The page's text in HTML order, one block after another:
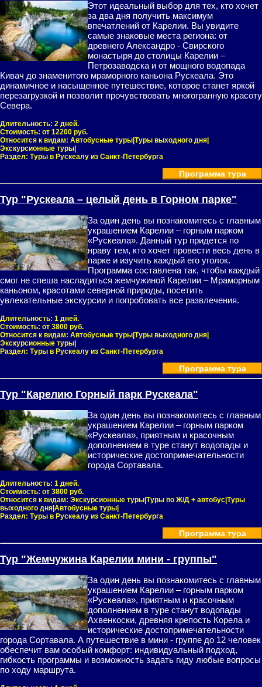
Этот идеальный выбор для тех, кто хочет
за два дня получить максимум
впечатлений от Карелии. Вы увидите
самые знаковые места региона: от
древнего Александро - Свирского
монастыря до столицы Карелии –
Петрозаводска и от мощного водопада
Кивач до знаменитого мраморного каньона Рускеала. Это
динамичное и насыщенное путешествие, которое станет яркой
перезагрузкой и позволит прочувствовать многогранную красоту
Севера.
Длительность: 2 дней.
Стоимость: от 12200 руб.
Относится к видам: Автобусные туры|Туры выходного дня|
Экскурсионные туры|
Раздел: Туры в Рускеалу из Санкт-Петербурга
Программа тура
Тур "Рускеала – целый день в Горном парке"
За один день вы познакомитесь с главным
украшением Карелии – горным парком
«Рускеала». Данный тур придется по
нраву тем, кто хочет провести весь день в
парке и изучить каждый его уголок.
Программа составлена так, чтобы каждый
смог не спеша насладиться жемчужиной Карелии – Мраморным
каньоном, красотами северной природы, посетить
увлекательные экскурсии и попробовать все развлечения.
Длительность: 1 дней.
Стоимость: от 3800 руб.
Относится к видам: Автобусные туры|Туры выходного дня|
Экскурсионные туры|
Раздел: Туры в Рускеалу из Санкт-Петербурга
Программа тура
Тур "Карелию Горный парк Рускеала"
За один день вы познакомитесь с главным
украшением Карелии – горным парком
«Рускеала», приятным и красочным
дополнением в туре станут водопады и
исторические достопримечательности
города Сортавала.
Длительность: 1 дней.
Стоимость: от 3800 руб.
Относится к видам: Экскурсионные туры|Туры по Ж/Д + автобус|Туры
выходного дня|Автобусные туры|
Раздел: Туры в Рускеалу из Санкт-Петербурга
Программа тура
Тур "Жемчужина Карелии мини - группы"
За один день вы познакомитесь с главным
украшением Карелии – горным парком
«Рускеала», приятным и красочным
дополнением в туре станут водопады
Ахвенкоски, древняя крепость Корела и
исторические достопримечательности
города Сортавала. А путешествие в мини - группе до 12 человек
обеспечит вам особый комфорт: индивидуальный подход,
гибкость программы и возможность задать гиду любые вопросы
по ходу маршрута.